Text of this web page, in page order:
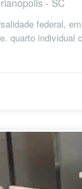
- SC
federal,
quarto individual